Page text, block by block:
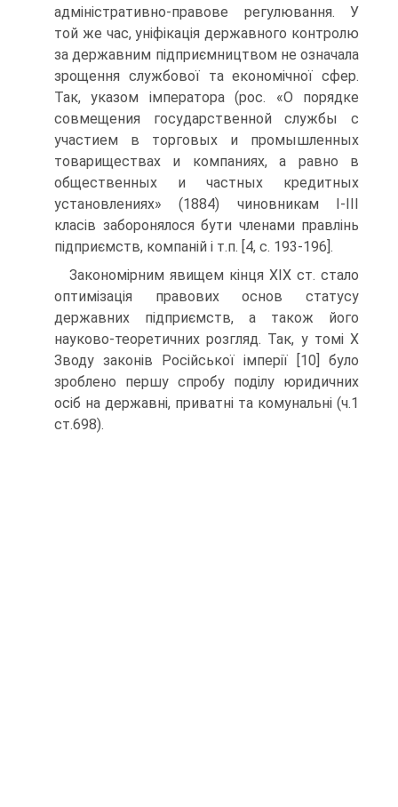
адміністративно-правове регулювання. У
той же час, уніфікація державного контролю
за державним підприємництвом не означала
зрощення службової та економічної сфер.
Так, указом імператора (рос. «О порядке
совмещения государственной службы с
участием в торговых и промышленных
товариществах и компаниях, а равно в
общественных и частных кредитных
установлениях» (1884) чиновникам І-ІІІ
класів заборонялося бути членами правлінь
підприємств, компаній і т.п. [4, с. 193-196].
Закономірним явищем кінця ХІХ ст. стало
оптимізація правових основ статусу
державних підприємств, а також його
науково-теоретичних розгляд. Так, у томі Х
Зводу законів Російської імперії [10] було
зроблено першу спробу поділу юридичних
осіб на державні, приватні та комунальні (ч.1
ст.698).